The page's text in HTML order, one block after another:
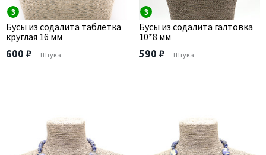
3
Бусы из содалита таблетка
круглая 16 мм
600 ₽ Штука
3
Бусы из содалита галтовка
10*8 мм
590 ₽ Штука